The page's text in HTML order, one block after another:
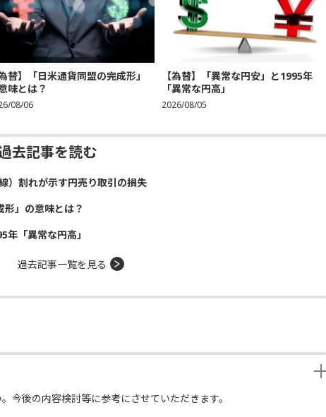
為替】「日米通貨同盟の完成形」
味とは？
08/06
【為替】「異常な円安」と1995年
「異常な円高」
2026/08/05
去記事を読む
）割れが示す円売り取引の損失
形」の意味とは？
年「異常な円高」
過去記事一覧を見る
今後の内容検討等に参考にさせていただきます。